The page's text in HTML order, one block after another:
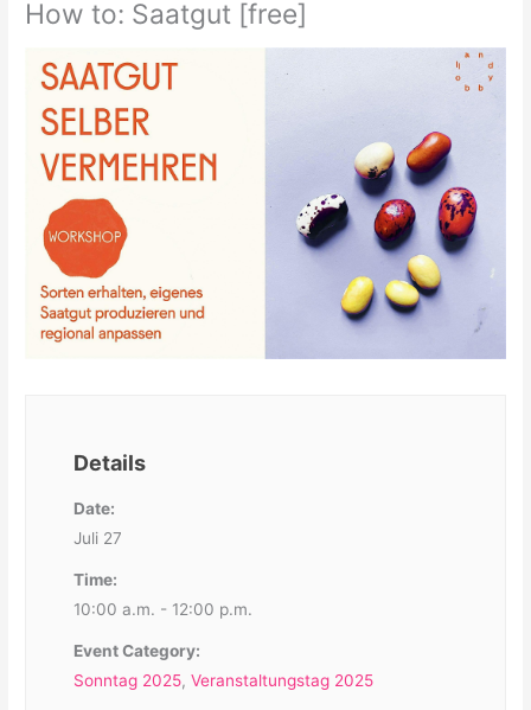
How to: Saatgut [free]
Details
Date:
Juli 27
Time:
10:00 a.m. - 12:00 p.m.
Event Category:
Sonntag 2025,Veranstaltungstag 2025